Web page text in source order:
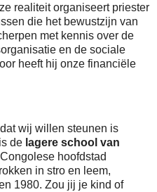
realiteit organiseert priester
die het bewustzijn van
met kennis over de
en de sociale
heeft hij onze financiële
dat wij willen steunen is
de lagere school van
hoofdstad
in stro en leem,
1980. Zou jij je kind of